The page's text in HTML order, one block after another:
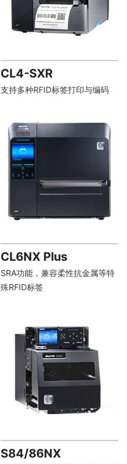
CL4-SXR
支持多种RFID标签打印与编码
CL6NX Plus
SRA功能，兼容柔性抗金属等特
殊RFID标签
S84/86NX